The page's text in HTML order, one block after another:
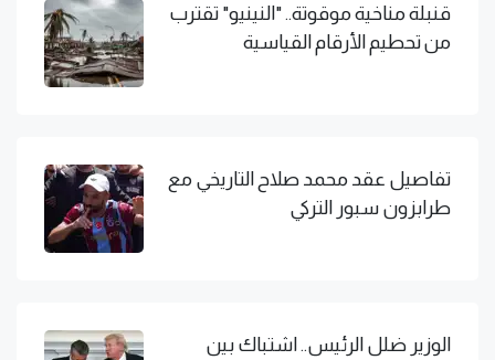
قنبلة مناخية موقوتة.. "النينيو" تقترب
من تحطيم الأرقام القياسية
تفاصيل عقد محمد صلاح التاريخي مع
طرابزون سبور التركي
الوزير ضلل الرئيس.. اشتباك بين